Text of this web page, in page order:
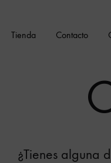
Tienda Contacto
¿Tienes alguna